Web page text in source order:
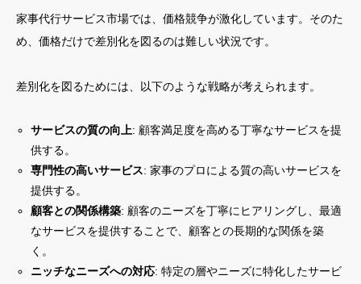
家事代行サービス市場では、価格競争が激化しています。そのた
め、価格だけで差別化を図るのは難しい状況です。
差別化を図るためには、以下のような戦略が考えられます。
サービスの質の向上: 顧客満足度を高める丁寧なサービスを提
供する。
専門性の高いサービス: 家事のプロによる質の高いサービスを
提供する。
顧客との関係構築: 顧客のニーズを丁寧にヒアリングし、最適
なサービスを提供することで、顧客との長期的な関係を築
く。
ニッチなニーズへの対応: 特定の層やニーズに特化したサービ